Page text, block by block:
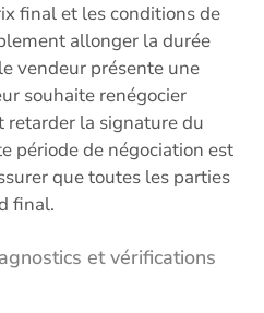
final et les conditions de
allonger la durée
vendeur présente une
souhaite renégocier
retarder la signature du
période de négociation est
que toutes les parties
final.
et vérifications